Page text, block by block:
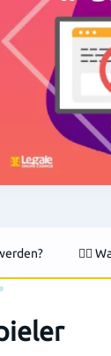
👨‍⚖️